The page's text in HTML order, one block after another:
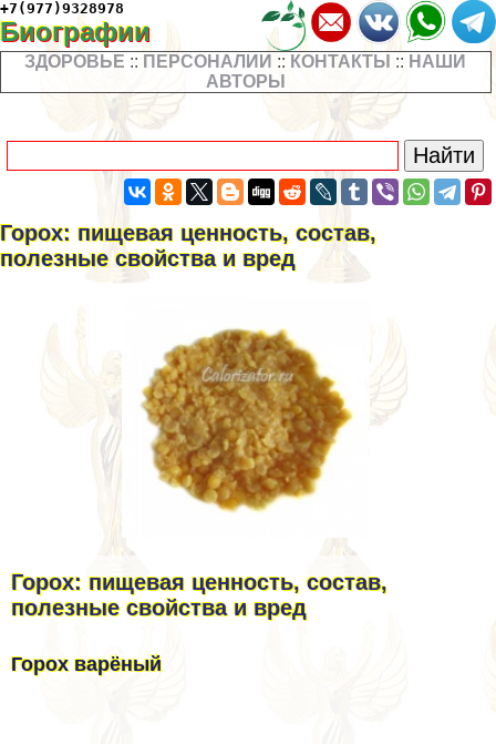
+7(977)9328978
Биографии
ЗДОРОВЬЕ :: ПЕРСОНАЛИИ :: КОНТАКТЫ :: НАШИ
АВТОРЫ
Горох: пищевая ценность, состав,
полезные свойства и вред
Горох: пищевая ценность, состав,
полезные свойства и вред
Горох варёный